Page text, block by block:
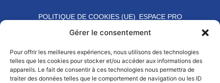
Gérer le consentement
Pour offrir les meilleures expériences, nous utilisons des technologies
telles que les cookies pour stocker et/ou accéder aux informations des
appareils. Le fait de consentir à ces technologies nous permettra de
traiter des données telles que le comportement de navigation ou les ID
POLITIQUE DE COOKIES (UE) ESPACE PRO